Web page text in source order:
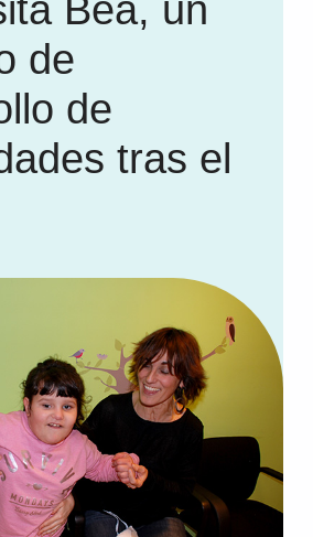
Bea, un
de
de
tras el